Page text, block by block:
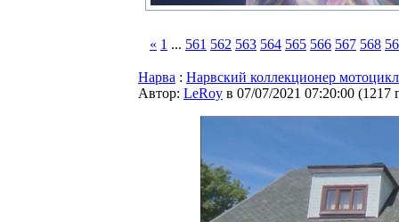
« 1 ... 561 562 563 564 565 566 567 568
Нарва : Нарвский коллекционер
Автор: LeRoy в 07/07/2021 07:20:00 (1217